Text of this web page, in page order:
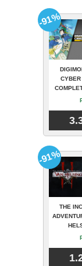
CYBER
-91%
THE
-91%